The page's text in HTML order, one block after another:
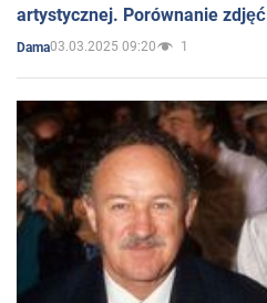
artystycznej. Porównanie zdjęć
Dama03.03.2025 09:20 1